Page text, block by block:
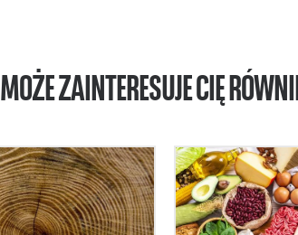
MOŻE ZAINTERESUJE CIĘ